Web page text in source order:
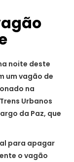
noite deste
um vagão de
na
Urbanos
da Paz, que
para apagar
o vagão